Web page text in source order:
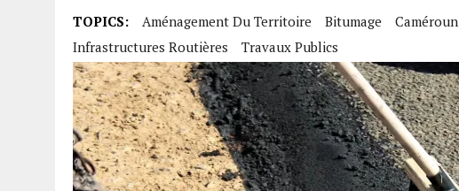
TOPICS: Aménagement Du Territoire Bitumage Caméroun
Infrastructures Routières
Travaux Publics